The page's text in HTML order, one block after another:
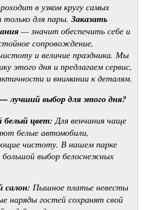
в узком кругу самых
только для пары. Заказать
— значит обеспечить себе и
сопровождение,
и величие праздника. Мы
этого дня и предлагаем сервис,
и внимании к деталям.
лучший выбор для этого дня?
белый цвет: Для венчания чаще
белые автомобили,
чистоту. В нашем парке
большой выбор белоснежных
салон: Пышное платье невесты
наряды гостей сохранят свой